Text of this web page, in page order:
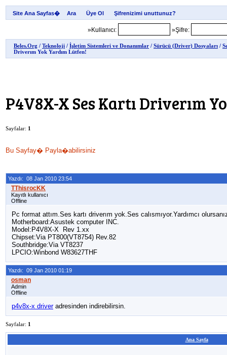
Site Ana Sayfas�
»Kullanıcı: »Şifre:
Beles.Org / Teknoloji / İşletim Sistemleri ve Donanımlar / Sürücü (Driver) Dosyaları /
Driverım Yok Yardım Lütfen!
P4V8X-X Ses Kartı Driverım
Sayfalar: 1
Bu Sayfay� Payla�abilirsiniz
Yazdı: 08 Jan 2010 23:54
Kayıtlı kullanıcı
Offline
Pc format attım.Ses kartı driverım yok.Ses calısmıyor.Yardımcı
Motherboard:Asustek computer INC.
Model:P4V8X-X Rev 1.xx
Chipset:Via PT800(VT8754) Rev.82
Southbridge:Via VT8237
LPCIO:Winbond W83627THF
Yazdı: 09 Jan 2010 01:19
Admin
Offline
p4v8x-x driveradresinden indirebilirsin.
Sayfalar: 1
Ana Sayfa